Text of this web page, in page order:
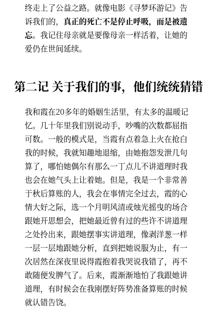
终走上了公益之路。就像电影《寻梦环游记》告
诉我们的， 真正的死亡不是停止呼吸，而是被遗
忘。我记住母亲就是要像母亲一样活着，让她的
爱仍在世间延续。
第二记 关于我们的事，他们统统猜错
我和霞在20多年的婚姻生活里，有太多的温暖记
忆。几十年里我们别说动手，吵嘴的次数都屈指
可数。一般的模式是，当霞有点着急上火在抢白
我的时候，我就知趣地退缩，由她抱怨发泄几句
算了，哪怕她偶尔有那么一丁点儿不讲道理时我
也会在她气头上让着她。但是，我是一个非常善
于秋后算账的人，我会在事情完全过去，霞的心
情大好之际，选一个月明风清或烛光摇曳的场合
跟她开思想会，把她最近曾有过的些许不讲道理
之处拎出来，跟她摆事实讲道理，像剥洋葱一样
一层一层地跟她分析，直到把她说服为止，有一
次居然在深夜里说得霞抱着我哭说我错了，再不
敢随便发脾气了。后来，霞渐渐地怕了我跟她讲
道理，有时候会在我刚摆好阵势准备算账的时候
就认错告饶。